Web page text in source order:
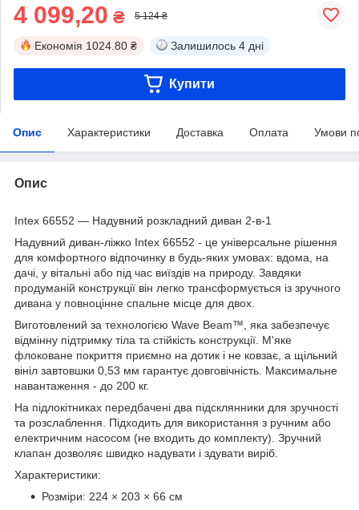
4 099,20 ₴ 5 124 ₴
Економія 1024.80 ₴ Залишилось 4 дні
Купити
Опис Характеристики Доставка Оплата Умови
Опис
Intex 66552 — Надувний розкладний диван 2-в-1
Надувний диван-ліжко Intex 66552 - це універсальне рішення
для комфортного відпочинку в будь-яких умовах: вдома, на
дачі, у вітальні або під час виїздів на природу. Завдяки
продуманій конструкції він легко трансформується із зручного
дивана у повноцінне спальне місце для двох.
Виготовлений за технологією Wave Beam™, яка забезпечує
відмінну підтримку тіла та стійкість конструкції. М'яке
флоковане покриття приємно на дотик і не ковзає, а щільний
вініл завтовшки 0,53 мм гарантує довговічність. Максимальне
навантаження - до 200 кг.
На підлокітниках передбачені два підсклянники для зручності
та розслаблення. Підходить для використання з ручним або
електричним насосом (не входить до комплекту). Зручний
клапан дозволяє швидко надувати і здувати виріб.
Характеристики:
Розміри: 224 × 203 × 66 см